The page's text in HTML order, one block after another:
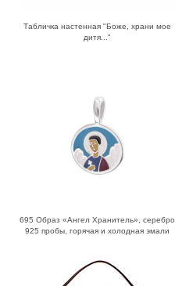
Табличка настенная "Боже, храни мое
дитя..."
695 Образ «Ангел Хранитель», серебро
925 пробы, горячая и холодная эмали